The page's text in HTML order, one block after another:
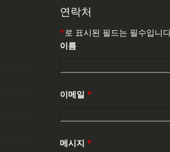
연락처
*로 표시된 필드는 필수입니
이름
이메일 *
메시지 *